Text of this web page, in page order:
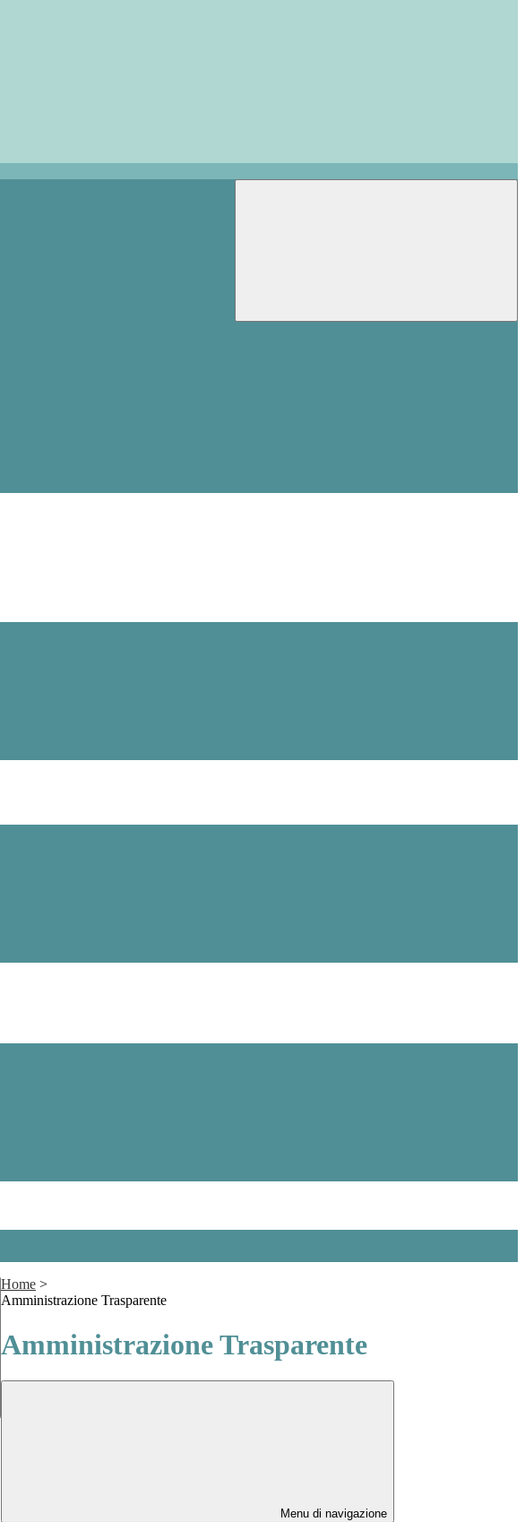
Home >
Amministrazione Trasparente
Amministrazione Trasparente
Menu di navigazione